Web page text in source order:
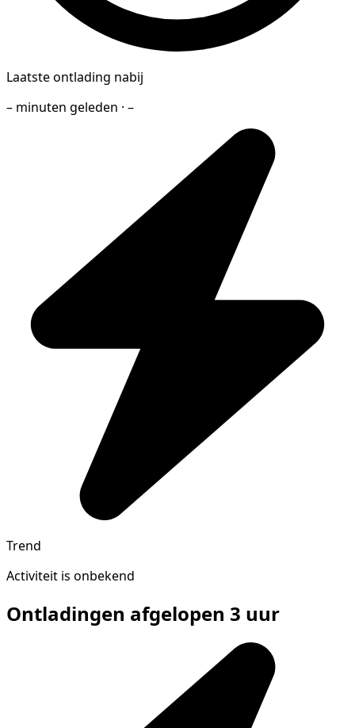
Laatste ontlading nabij
– minuten geleden · –
Trend
Activiteit is onbekend
Ontladingen afgelopen 3 uur